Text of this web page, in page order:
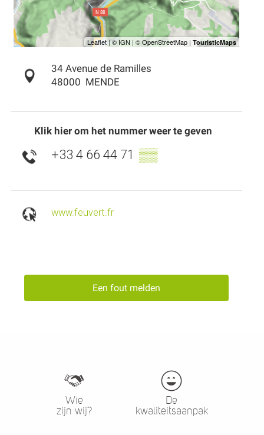
34 Avenue de Ramilles
48000 MENDE
Klik hier om het nummer weer te geven
+33 4 66 44 71 ▒▒
www.feuvert.fr
Een fout melden
Wie
zijn wij?
De
kwaliteitsaanpak